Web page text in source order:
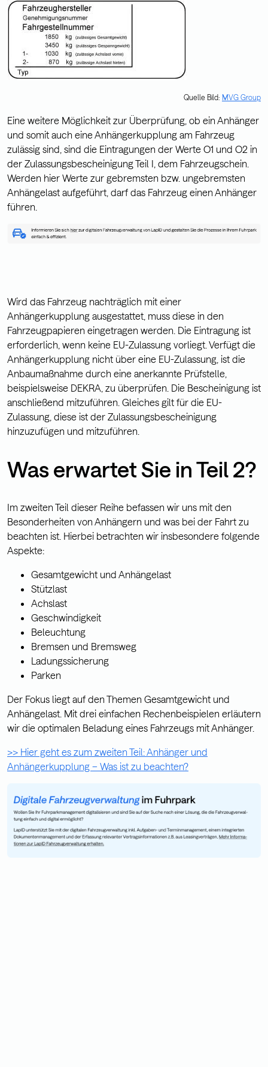
Quelle Bild: MVG Group
Eine weitere Möglichkeit zur Überprüfung, ob ein Anhänger
und somit auch eine Anhängerkupplung am Fahrzeug
zulässig sind, sind die Eintragungen der Werte O1 und O2 in
der Zulassungsbescheinigung Teil I, dem Fahrzeugschein.
Werden hier Werte zur gebremsten bzw. ungebremsten
Anhängelast aufgeführt, darf das Fahrzeug einen Anhänger
führen.
Wird das Fahrzeug nachträglich mit einer
Anhängerkupplung ausgestattet, muss diese in den
Fahrzeugpapieren eingetragen werden. Die Eintragung ist
erforderlich, wenn keine EU-Zulassung vorliegt. Verfügt die
Anhängerkupplung nicht über eine EU-Zulassung, ist die
Anbaumaßnahme durch eine anerkannte Prüfstelle,
beispielsweise DEKRA, zu überprüfen. Die Bescheinigung ist
anschließend mitzuführen. Gleiches gilt für die EU-
Zulassung, diese ist der Zulassungsbescheinigung
hinzuzufügen und mitzuführen.
Was erwartet Sie in Teil 2?
Im zweiten Teil dieser Reihe befassen wir uns mit den
Besonderheiten von Anhängern und was bei der Fahrt zu
beachten ist. Hierbei betrachten wir insbesondere folgende
Aspekte:
Gesamtgewicht und Anhängelast
Stützlast
Achslast
Geschwindigkeit
Beleuchtung
Bremsen und Bremsweg
Ladungssicherung
Parken
Der Fokus liegt auf den Themen Gesamtgewicht und
Anhängelast. Mit drei einfachen Rechenbeispielen erläutern
wir die optimalen Beladung eines Fahrzeugs mit Anhänger.
>> Hier geht es zum zweiten Teil: Anhänger und
Anhängerkupplung – Was ist zu beachten?